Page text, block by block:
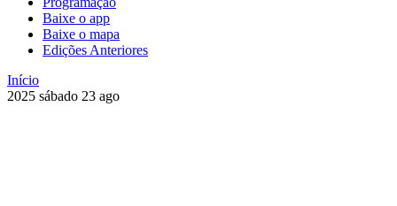
Baixe o app
Baixe o mapa
Edições Anteriores
Início
2025 sábado 23 ago